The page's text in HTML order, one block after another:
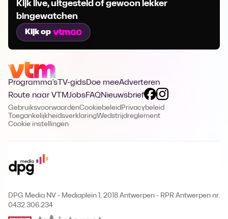
Kijk live, uitgesteld of gewoon lekker
bingewatchen
Kijk op
Programma's TV-gidsDoe meeAdverteren
Route naar VTMJobsFAQNieuwsbrief
GebruiksvoorwaardenCookiebeleid Privacybeleid
ToegankelijkheidsverklaringWedstrijdreglement
Cookie instellingen
DPG Media NV - Mediaplein 1, 2018 Antwerpen - RPR Antwerpen nr.
0432.306.234